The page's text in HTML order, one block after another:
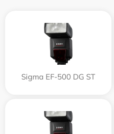
Sigma EF-500 DG ST